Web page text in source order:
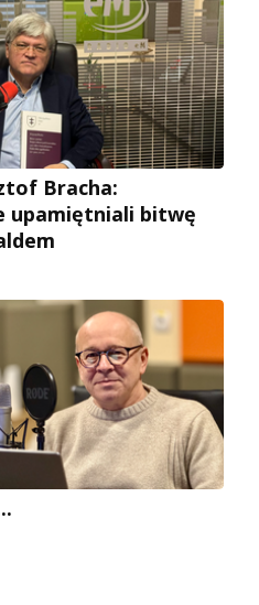
Bracha:
upamiętniali bitwę